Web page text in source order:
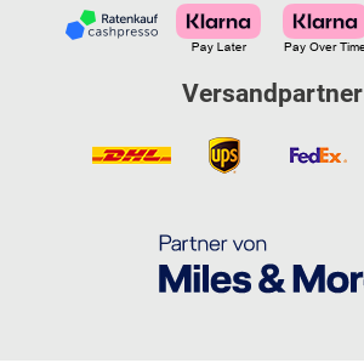
Versandpartner